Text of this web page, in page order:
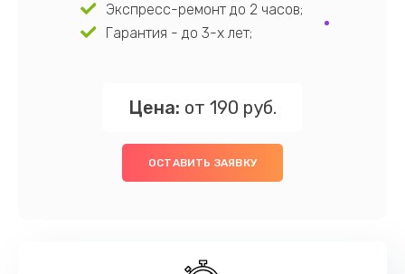
Экспресс-ремонт до 2 часов;
Гарантия - до 3-х лет;
Цена: от 190 руб.
ОСТАВИТЬ ЗАЯВКУ